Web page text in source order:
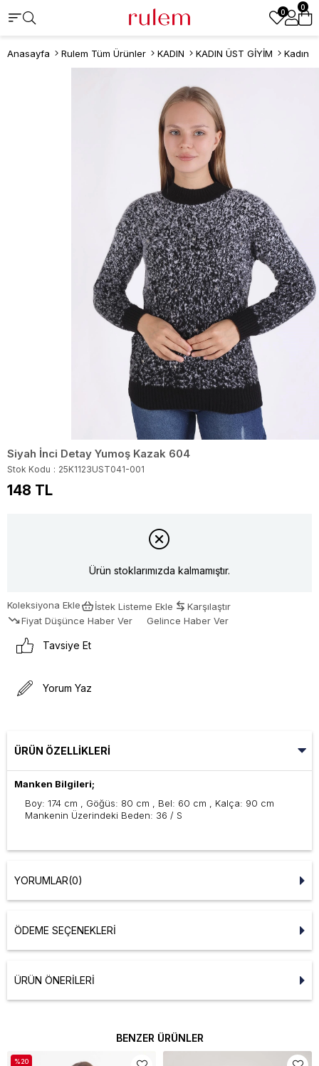
0
0
Anasayfa Rulem Tüm Ürünler KADIN KADIN ÜST GİYİM Kadın
Siyah İnci Detay Yumoş Kazak 604
Stok Kodu 25K1123UST041-001
148 TL
Ürün stoklarımızda kalmamıştır.
Koleksiyona Ekle İstek Listeme Ekle
Karşılaştır
Fiyat Düşünce Haber Ver
Gelince Haber Ver
Tavsiye Et
Yorum Yaz
ÜRÜN ÖZELLIKLERI
Manken Bilgileri;
Boy: 174 cm , Göğüs: 80 cm , Bel: 60 cm , Kalça: 90 cm
Mankenin Üzerindeki Beden: 36 / S
YORUMLAR(0)
ÖDEME SEÇENEKLERI
ÜRÜN ÖNERILERI
BENZER ÜRÜNLER
%20